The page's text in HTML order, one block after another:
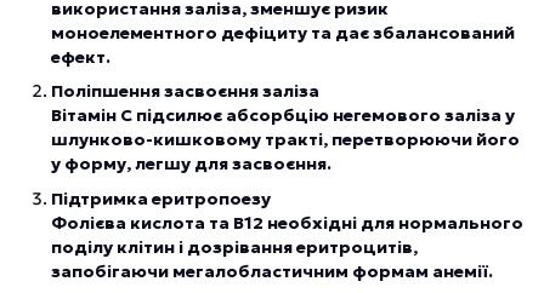
використання заліза, зменшує ризик
моноелементного дефіциту та дає збалансований
ефект.
Поліпшення засвоєння заліза
Вітамін C підсилює абсорбцію негемового заліза у
шлунково-кишковому тракті, перетворюючи його
у форму, легшу для засвоєння.
Підтримка еритропоезу
Фолієва кислота та B12 необхідні для нормального
поділу клітин і дозрівання еритроцитів,
запобігаючи мегалобластичним формам анемії.